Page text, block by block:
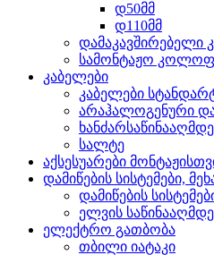
დ50მმ
დ110მმ
სამონტაჟო
კაბელები
კაბელები
არაჰალოგენური
სალტე
აქსესუარები
დამიწების სისტემები,
დამიწების
ელვის
ელექტრო გათბობა
თბილი იატაკი